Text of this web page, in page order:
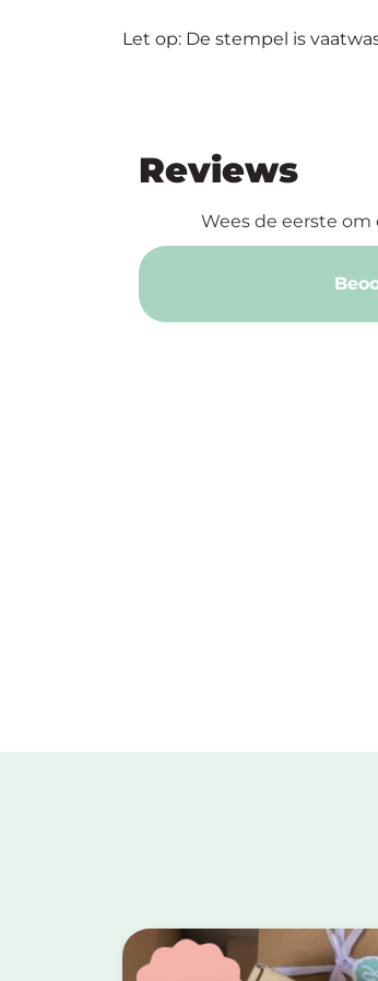
Let op: De stempel is
Reviews
Wees de eerste